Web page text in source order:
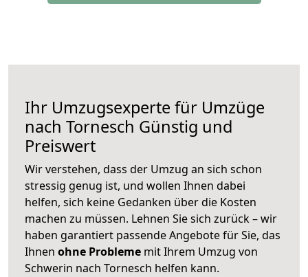
Ihr Umzugsexperte für Umzüge
nach Tornesch Günstig und
Preiswert
Wir verstehen, dass der Umzug an sich schon
stressig genug ist, und wollen Ihnen dabei
helfen, sich keine Gedanken über die Kosten
machen zu müssen. Lehnen Sie sich zurück – wir
haben garantiert passende Angebote für Sie, das
Ihnen ohne Probleme mit Ihrem Umzug von
Schwerin nach Tornesch helfen kann.